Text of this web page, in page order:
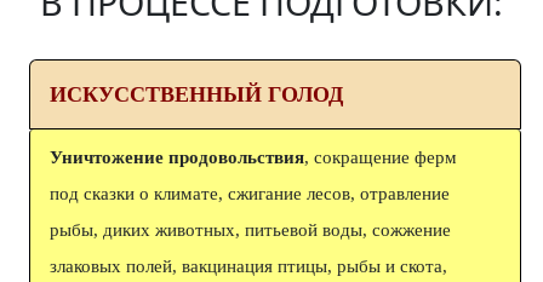
ИСКУССТВЕННЫЙ ГОЛОД
Уничтожение продовольствия, сокращение ферм
под сказки о климате, сжигание лесов, отравление
рыбы, диких животных, питьевой воды, сожжение
злаковых полей, вакцинация птицы, рыбы и скота,